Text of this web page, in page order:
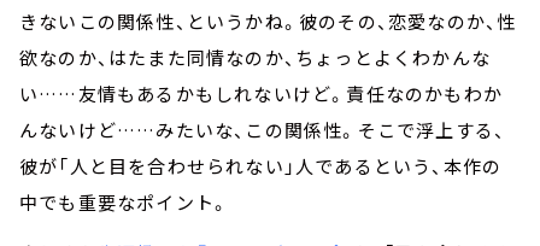
きないこの関係性、というかね。彼のその、恋愛なのか、性
欲なのか、はたまた同情なのか、ちょっとよくわかんな
い……友情もあるかもしれないけど。責任なのかもわか
んないけど……みたいな、この関係性。そこで浮上する、
彼が「人と目を合わせられない」人であるという、本作の
中でも重要なポイント。